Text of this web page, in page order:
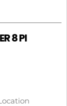
8 PI